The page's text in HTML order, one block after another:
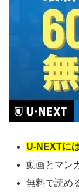
U-NEXTに
動画とマン
無料で読め